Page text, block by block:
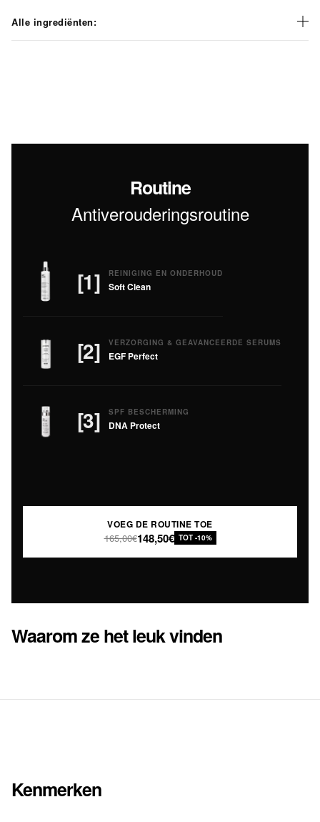
Alle ingrediënten:
Routine
Antiverouderingsroutine
[1] REINIGING EN ONDERHOUD
Soft Clean
[2] VERZORGING & GEAVANCEERDE SERUMS
EGF Perfect
[3] SPF BESCHERMING
DNA Protect
VOEG DE ROUTINE TOE
165,00€148,50€ TOT -10%
Waarom ze het leuk vinden
Kenmerken